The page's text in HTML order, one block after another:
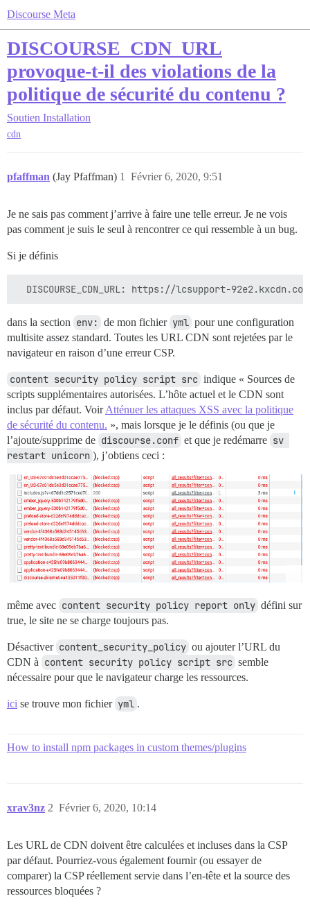
Discourse Meta
DISCOURSE_CDN_URL
provoque-t-il des violations de la
politique de sécurité du contenu ?
Soutien Installation
cdn
pfaffman (Jay Pfaffman) Février 6, 2020, 9:51
1
Je ne sais pas comment j’arrive à faire une telle erreur. Je ne vois
pas comment je suis le seul à rencontrer ce qui ressemble à un bug.
Si je définis
dans la section env: de mon fichier yml pour une configuration
multisite assez standard. Toutes les URL CDN sont rejetées par le
navigateur en raison d’une erreur CSP.
content security policy script src indique « Sources de
scripts supplémentaires autorisées. L’hôte actuel et le CDN sont
inclus par défaut. VoirAtténuer les attaques XSS avec la politique
de sécurité du contenu. », mais lorsque je le définis (ou que je
l’ajoute/supprime de discourse.conf et que je redémarre sv
restart unicorn ), j’obtiens ceci :
même avec content security policy report only défini sur
true, le site ne se charge toujours pas.
Désactiver content_security_policy ou ajouter l’URL du
CDN à content security policy script src semble
nécessaire pour que le navigateur charge les ressources.
ici se trouve mon fichier yml .
How to install npm packages in custom themes/plugins
xrav3nz Février 6, 2020, 10:14
2
Les URL de CDN doivent être calculées et incluses dans la CSP
par défaut. Pourriez-vous également fournir (ou essayer de
comparer) la CSP réellement servie dans l’en-tête et la source des
ressources bloquées ?